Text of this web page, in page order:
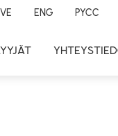
ENG PYCC